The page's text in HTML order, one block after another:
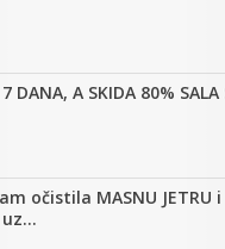
7 DANA, A SKIDA 80%
očistila MASNU JETRU
uz…